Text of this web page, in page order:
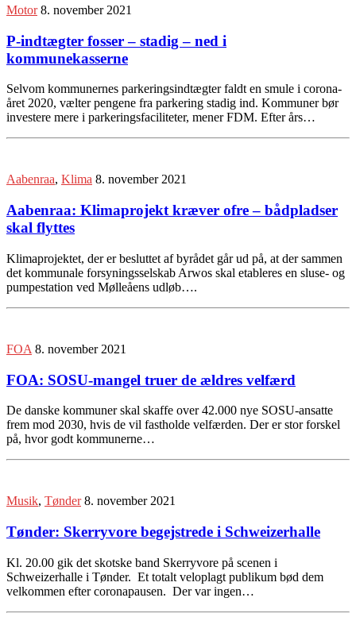
Motor 8. november 2021
P-indtægter fosser – stadig – ned i
kommunekasserne
Selvom kommunernes parkeringsindtægter faldt en smule i corona-
året 2020, vælter pengene fra parkering stadig ind. Kommuner bør
investere mere i parkeringsfaciliteter, mener FDM. Efter års…
Aabenraa, Klima 8. november 2021
Aabenraa: Klimaprojekt kræver ofre – bådpladser
skal flyttes
Klimaprojektet, der er besluttet af byrådet går ud på, at der sammen
det kommunale forsyningsselskab Arwos skal etableres en sluse- og
pumpestation ved Mølleåens udløb….
FOA 8. november 2021
FOA: SOSU-mangel truer de ældres velfærd
De danske kommuner skal skaffe over 42.000 nye SOSU-ansatte
frem mod 2030, hvis de vil fastholde velfærden. Der er stor forskel
på, hvor godt kommunerne…
Musik, Tønder 8. november 2021
Tønder: Skerryvore begejstrede i Schweizerhalle
Kl. 20.00 gik det skotske band Skerryvore på scenen i
Schweizerhalle i Tønder. Et totalt veloplagt publikum bød dem
velkommen efter coronapausen. Der var ingen…